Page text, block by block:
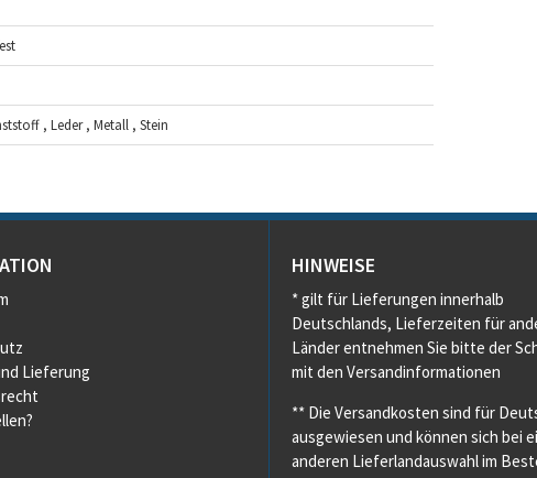
, Leder , Metall , Stein
Lieferung
HINWEISE
* gilt für Lieferungen innerhalb
Deutschlands, Lieferzeiten für
Länder entnehmen Sie bitte der
mit den Versandinformationen
** Die Versandkosten sind für
ausgewiesen und können sich bei
anderen Lieferlandauswahl im